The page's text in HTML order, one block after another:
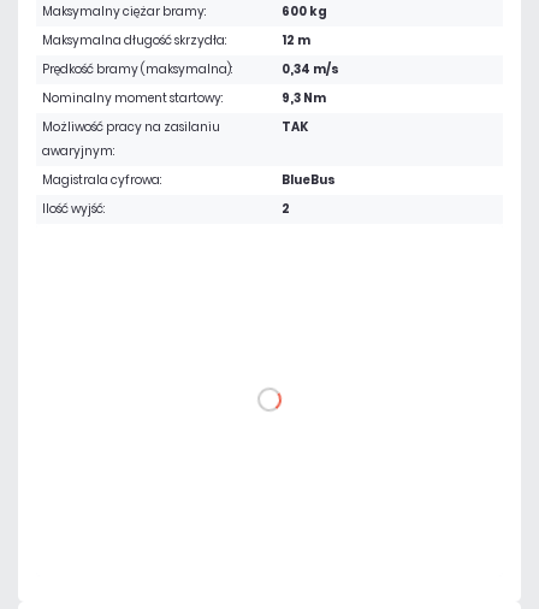
Maksymalny ciężar bramy:
600 kg
Maksymalna długość skrzydła:
12 m
Prędkość bramy (maksymalna):
0,34 m/s
Nominalny moment startowy:
9,3 Nm
Możliwość pracy na zasilaniu
awaryjnym:
TAK
Magistrala cyfrowa:
BlueBus
Ilość wyjść:
2
DO KOSZYKA